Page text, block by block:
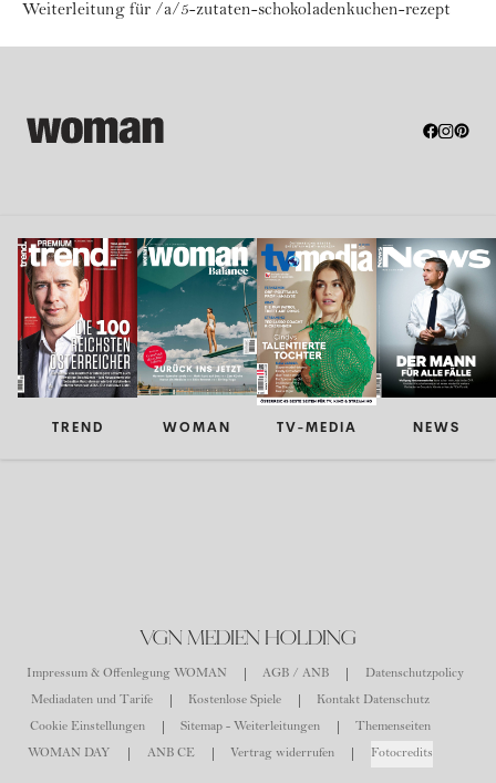
Weiterleitung für /a/5-zutaten-schokoladenkuchen-rezept
TREND WOMAN TV-MEDIA NEWS
VGN MEDIEN HOLDING
Impressum & Offenlegung WOMAN AGB / ANB
Datenschutzpolicy
Mediadaten und Tarife
Kostenlose Spiele
Kontakt Datenschutz
Cookie Einstellungen
Sitemap - Weiterleitungen
Themenseiten
WOMAN DAY
ANB CE Vertrag widerrufen Fotocredits